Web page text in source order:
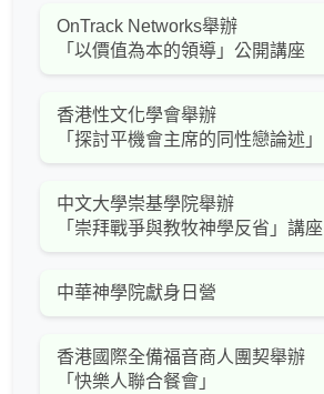
OnTrack Networks舉辦
「以價值為本的領導」公開講座
香港性文化學會舉辦
「探討平機會主席的同性戀論述」
中文大學崇基學院舉辦
「崇拜戰爭與教牧神學反省」講座
中華神學院獻身日營
香港國際全備福音商人團契舉辦
「快樂人聯合餐會」